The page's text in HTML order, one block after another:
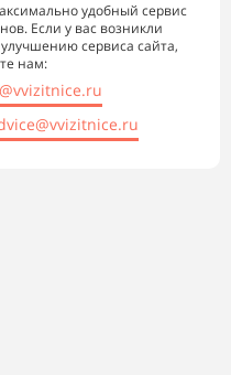
удобный сервис
Если у вас возникли
сервиса сайта,
нам: